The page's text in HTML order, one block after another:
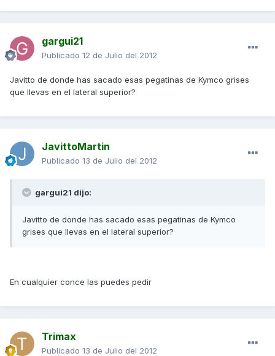
gargui21
Publicado 12 de Julio del 2012
Javitto de donde has sacado esas pegatinas de Kymco grises
que llevas en el lateral superior?
JavittoMartin
Publicado 13 de Julio del 2012
gargui21 dijo:
Javitto de donde has sacado esas pegatinas de Kymco
grises que llevas en el lateral superior?
En cualquier conce las puedes pedir
Trimax
Publicado 13 de Julio del 2012